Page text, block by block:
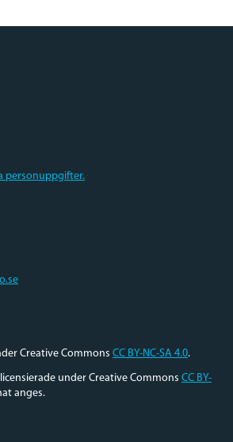
personuppgifter.
Creative Commons CC BY-NC-SA 4.0.
under Creative Commons CC BY-
anges.